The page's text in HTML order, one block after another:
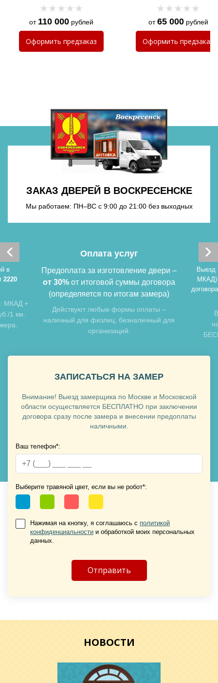
Хочу такую
Хочу такую
Хочу такую
Хочу такую
Хочу такую
Хочу такую
Хочу такую
Хочу такую
Хочу такую
от 110 000 рублей
Оформить предзаказ
от65 000рублей
Оформить предзаказ
ЗАКАЗ ДВЕРЕЙ В ВОСКРЕСЕНСКЕ
Мы работаем: ПН–ВС с 9:00 до 21:00 без выходных
в
2220
МКАД +
1 км.
Оплата услуг
Предоплата за изготовление двери –
от 30% от итоговой суммы договора
(определяется по итогам замера)
Действуют любые формы оплаты –
наличный для физлиц, безналичный для
организаций.
Выезд
ЗАПИСАТЬСЯ НА ЗАМЕР
Внимание! Выезд замерщика по Москве и Московской
области осуществляется БЕСПЛАТНО при заключении
договора сразу после замера и внесении предоплаты
наличными.
Ваш телефон*:
Выберите травяной цвет, если вы не робот*:
Нажимая на кнопку, я соглашаюсь с политикой
конфиденциальности и обработкой моих персональных
данных.
НОВОСТИ